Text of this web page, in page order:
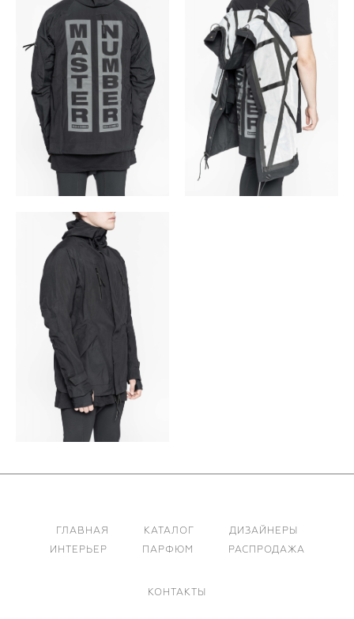
ГЛАВНАЯ КАТАЛОГ
ДИЗАЙНЕРЫ
ИНТЕРЬЕР
ПАРФЮМ РАСПРОДАЖА
КОНТАКТЫ